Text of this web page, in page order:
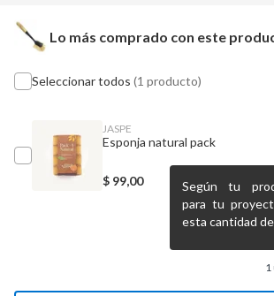
Lo más comprado con este
Seleccionar todos (1 producto)
JASPE
Esponja natural pack
$ 99,00
1
Según tu
para tu
esta cantidad